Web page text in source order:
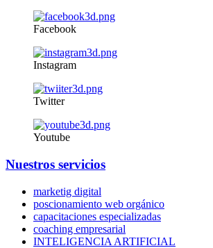
Facebook
Instagram
Twitter
Youtube
Nuestros servicios
marketig digital
poscionamiento web orgánico
capacitaciones especializadas
coaching empresarial
INTELIGENCIA ARTIFICIAL